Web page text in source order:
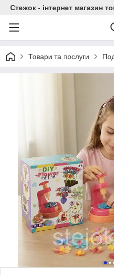
Стежок - інтернет магазин
Товари та послуги